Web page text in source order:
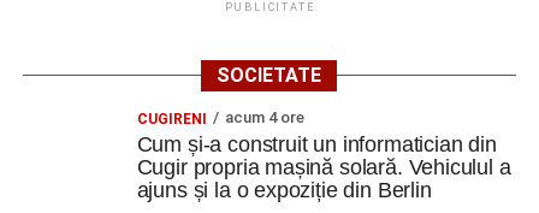
PUBLICITATE
SOCIETATE
CUGIRENI acum 4 ore
Cum și-a construit un informatician din
Cugir propria mașină solară. Vehiculul a
ajuns și la o expoziție din Berlin